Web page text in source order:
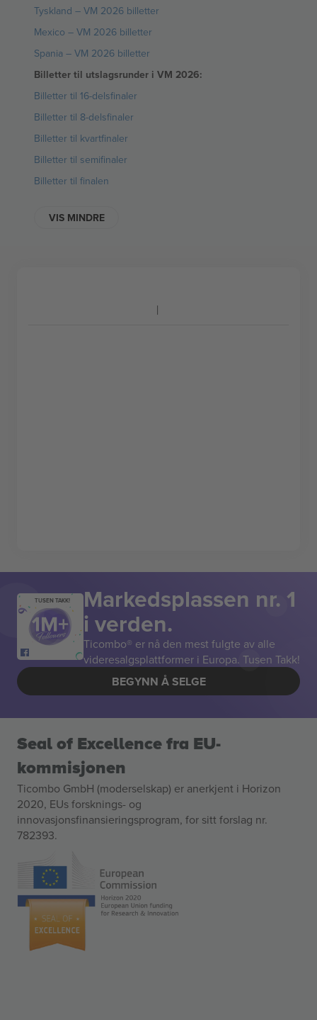
Tyskland – VM 2026 billetter
Mexico – VM 2026 billetter
Spania – VM 2026 billetter
Billetter til utslagsrunder i VM 2026:
Billetter til 16-delsfinaler
Billetter til 8-delsfinaler
Billetter til kvartfinaler
Billetter til semifinaler
Billetter til finalen
VIS MINDRE
TUSEN TAKK! Markedsplassen nr. 1
i verden.
Ticombo® er nå den mest fulgte av alle
videresalgsplattformer i Europa. Tusen Takk!
BEGYNN Å SELGE
Seal of Excellence fra EU-
kommisjonen
Ticombo GmbH (moderselskap) er anerkjent i Horizon
2020, EUs forsknings- og
innovasjonsfinansieringsprogram, for sitt forslag nr.
782393.